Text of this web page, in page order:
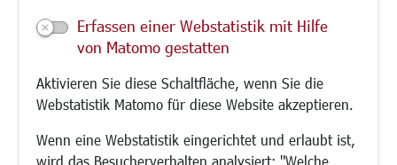
Erfassen einer Webstatistik mit Hilfe
von Matomo gestatten
Aktivieren Sie diese Schaltfläche, wenn Sie die
Webstatistik Matomo für diese Website akzeptieren.
Wenn eine Webstatistik eingerichtet und erlaubt ist,
wird das Besucherverhalten analysiert: "Welche
Veranstaltungen
Neue Stadthalle Langen
Bäder
Musikschule
Stadtbücherei